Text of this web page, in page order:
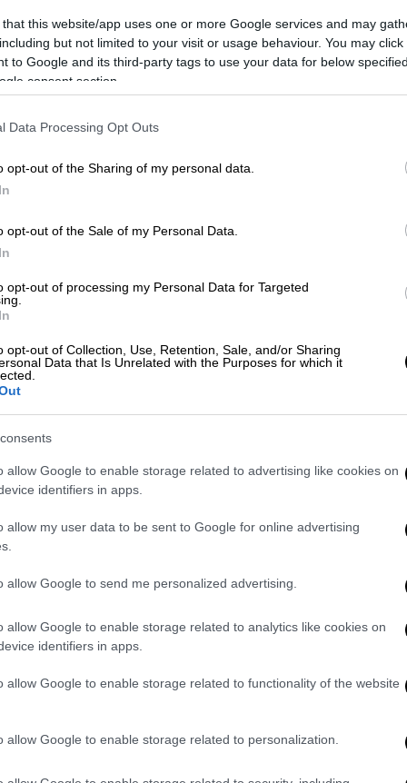
that this website/app uses one or more Google services and may
but not limited to your visit or usage behaviour. You may
to Google and its third-party tags to use your data for below
consent section.
Data Processing Opt Outs
opt-out of the Sharing of my personal data.
opt-out of the Sale of my Personal Data.
opt-out of processing my Personal Data for Targeted
opt-out of Collection, Use, Retention, Sale, and/or Sharing
Data that Is Unrelated with the Purposes for which it
allow Google to enable storage related to advertising like cookies on
identifiers in apps.
allow my user data to be sent to Google for online advertising
allow Google to send me personalized advertising.
allow Google to enable storage related to analytics like cookies on
identifiers in apps.
allow Google to enable storage related to functionality of the website
allow Google to enable storage related to personalization.
, όταν έφτασαν οι διασώστες, ο Κίρος
World, σύμφωνα με την Άλντγουορθ,
εμπόριο κατοικίδιων ζώων
του ήταν ελάχιστες, οργανώσεις
δύο πλευρές των συνόρων ΗΠΑ-Καναδά
ίχνη - μια ανάρτηση στο Facebook,
μια γειτονιά του Κεμπέκ - σαν
στη λίστα παρακολούθησης
του Μόντρεαλ να κλείσει την
από 250 εξωτικά ζώα
τίγρεις και καγκουρό. Καταφύγια και
τη Βόρεια Αμερική ανέλαβαν τη
κήπου αργότεραδήλωσε ένοχος
τηνκακομεταχείριση ζώων
διαχειριστή.
αναπαραγωγής και πώλησης
παρέχοντας παράλληλα
ιδρύτρια και εκτελεστική διευθύντρια
οποία παρακολουθούσε στενά την
το 2023, ο ζωολογικός κήπος
μεταξύ των οποίων και τη
Κίρος, της Μάνγκο. Ο σύνδικος
απείλησε
οργάνωση τη φροντίδα τους,